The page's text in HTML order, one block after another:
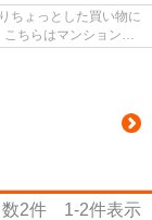
ちょっとした買い物に
ちらはマンションタ
2件 1-2件表示